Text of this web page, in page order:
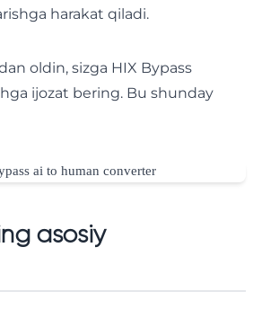
harakat qiladi.
oldin, sizga HIX Bypass
ijozat bering. Bu shunday
asosiy